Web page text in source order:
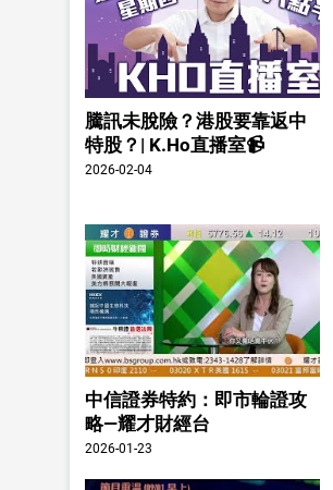
騰訊未脫險？港股要靠返中
特股？| K.Ho直播室📹
2026-02-04
中信證券特約：即市輪證攻
略—耀才財經台
2026-01-23